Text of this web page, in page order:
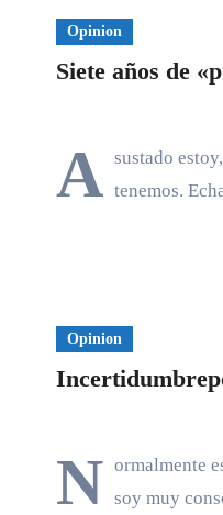
Opinion
Siete años de
A sustado
tenemos.
Opinion
N ormalmente
soy muy